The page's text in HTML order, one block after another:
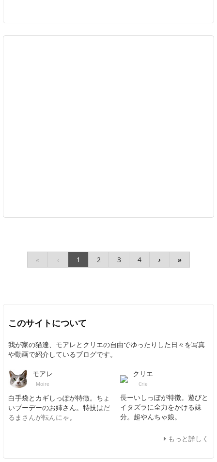
« ‹ 1 2 3 4 › »
このサイトについて
我が家の猫達、モアレとクリエの自由でゆったりした日々を写真
や動画で紹介しているブログです。
モアレ
Moire
白手袋とカギしっぽが特徴。ちょ
いブーデーのお姉さん。特技はだ
るまさんが転んにゃ。
クリエ
Crie
長ーいしっぽが特徴。遊びと
イタズラに全力をかける妹
分。超やんちゃ娘。
もっと詳しく